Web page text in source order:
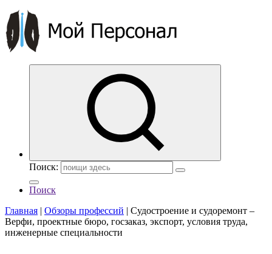
Поиск:
Поиск
Главная | Обзоры профессий | Судостроение и судоремонт –
Верфи, проектные бюро, госзаказ, экспорт, условия труда,
инженерные специальности